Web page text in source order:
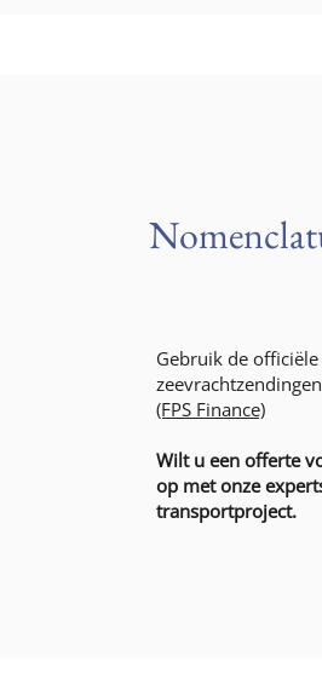
Gebruik de
(FPS Finance)
Wilt u een offerte
op met onze
transportproject.